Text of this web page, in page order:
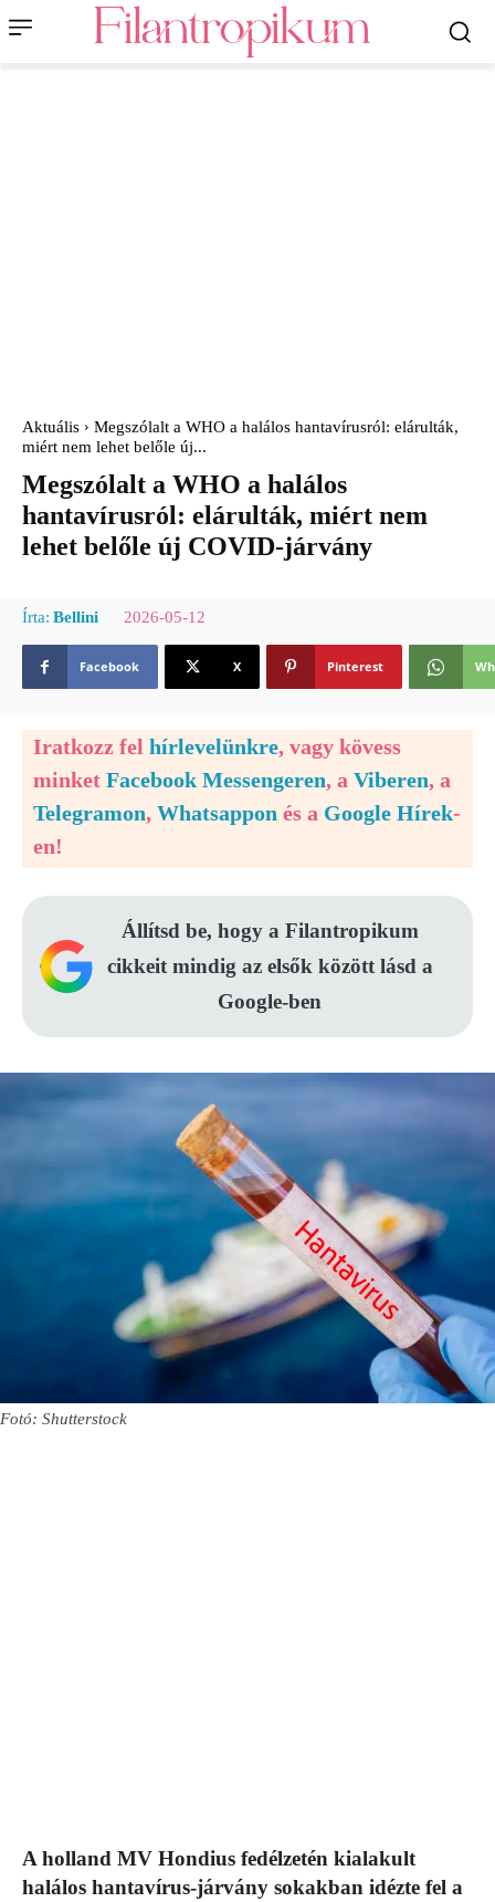
Aktuális
Megszólalt a WHO a halálos hantavírusról: elárulták,
miért nem lehet belőle új...
Megszólalt a WHO a halálos
hantavírusról: elárulták, miért nem
lehet belőle új COVID-járvány
Írta: Bellini 2026-05-12
Facebook X Pinterest
Iratkozz fel hírlevelünkre, vagy kövess
minket Facebook Messengeren, a Viberen, a
Telegramon, Whatsappon és a Google Hírek-
en!
Állítsd be, hogy a Filantropikum
cikkeit mindig az elsők között lásd a
Google-ben
Fotó: Shutterstock
A holland MV Hondius fedélzetén kialakult
halálos hantavírus-járvány sokakban idézte fel a